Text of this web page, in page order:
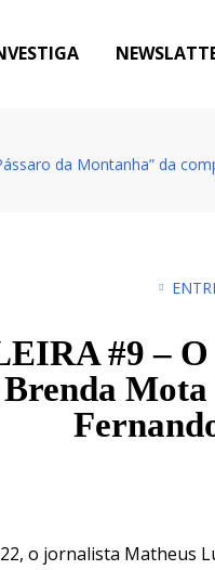
da Montanha” da
#9 – O
Mota
o jornalista Matheus